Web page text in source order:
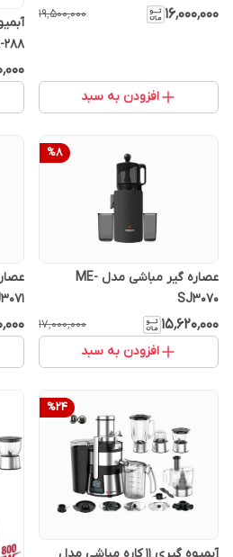
۱۶٬۰۰۰٬۰۰۰ ۱۹٬۵۰۰٬۰۰۰
افزودن به سبد
288
%8
عصاره گیر مباشی مدل ME-
SJ3070
۱۵٬۶۲۰٬۰۰۰ ۱۷٬۰۰۰٬۰۰۰
افزودن به سبد
%24